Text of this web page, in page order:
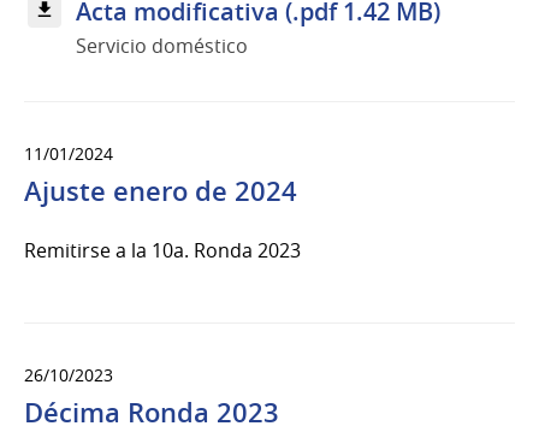
Acta modificativa (.pdf 1.42 MB)
Servicio doméstico
11/01/2024
Ajuste enero de 2024
Remitirse a la 10a. Ronda 2023
26/10/2023
Décima Ronda 2023